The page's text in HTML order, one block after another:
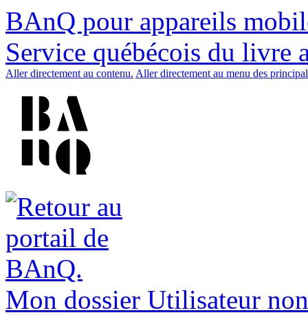
BAnQ pour appareils
Service québécois du livre
Aller directement au contenu. Aller directement au menu des
Mon dossier Utilisateur